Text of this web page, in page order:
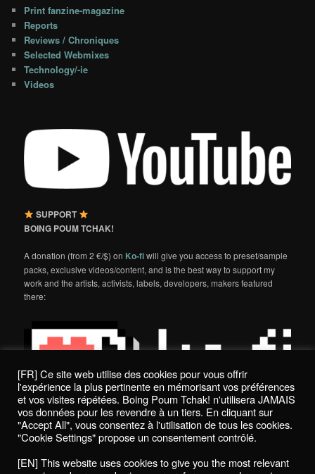
Print fanzine-magazine
Reports
Reviews / Chroniques
Selected Webmixes
Technology/-ie
Videos
SUPPORT
BOING POUM TCHAK!
A donation (from 2 €/$) on Ko-fiwill give you access to preset/sample
packs, exclusive videos/content, and is the best way to support my
work and the artists, activists, labels, developers, makers featured
there:
Politique de confidentialité / Privacy Policy
Boing Poum Tchak! - 2022
[FR] Ce site web utilise des cookies pour vous offrir
l'expérience la plus pertinente en mémorisant vos préférences
et vos visites répétées. Boing Poum Tchak! n'utilisera JAMAIS
vos données pour les revendre à un tiers. En cliquant sur
"Accept All", vous consentez à l'utilisation de tous les cookies.
"Cookie Settings" propose un consentement contrôlé.
[EN] This website uses cookies to give you the most relevant